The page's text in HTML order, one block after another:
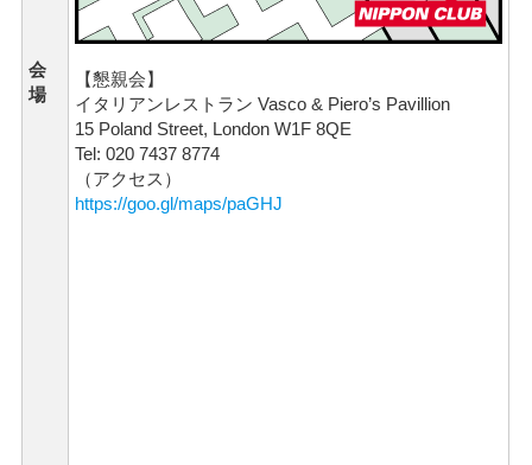
会
場
【懇親会】
イタリアンレストラン Vasco & Piero’s Pavillion
15 Poland Street, London W1F 8QE
Tel: 020 7437 8774
（アクセス）
https://goo.gl/maps/paGHJ